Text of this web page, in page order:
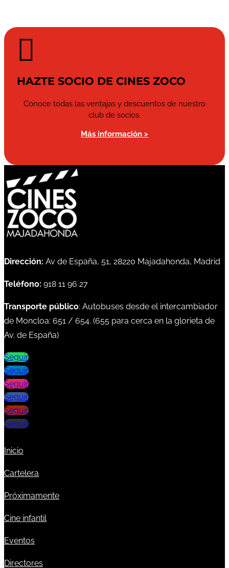

HAZTE SOCIO DE CINES ZOCO
Conoce todas las ventajas y descuentos de nuestro
club de socios.
Más información >
Dirección: Av de España, 51, 28220 Majadahonda, Madrid
Teléfono: 918 11 96 27
Transporte público: Autobuses desde el intercambiador
de Moncloa: 651 / 654. (655 para cerca en la glorieta de
Av. de España)
Seguir
Seguir
Seguir
Seguir
Seguir
Seguir
Inicio
Cartelera
Próximamente
Cine infantil
Eventos
Directores